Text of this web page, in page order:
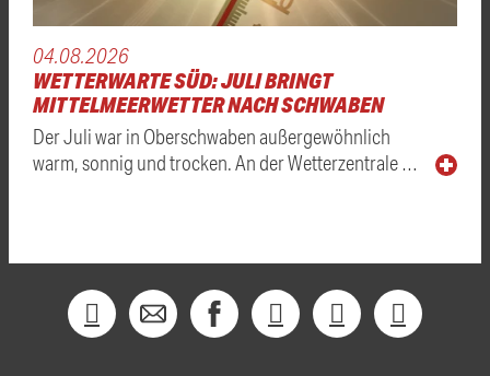
04.08.2026
WETTERWARTE SÜD: JULI BRINGT
MITTELMEERWETTER NACH SCHWABEN
Der Juli war in Oberschwaben außergewöhnlich
warm, sonnig und trocken. An der Wetterzentrale …